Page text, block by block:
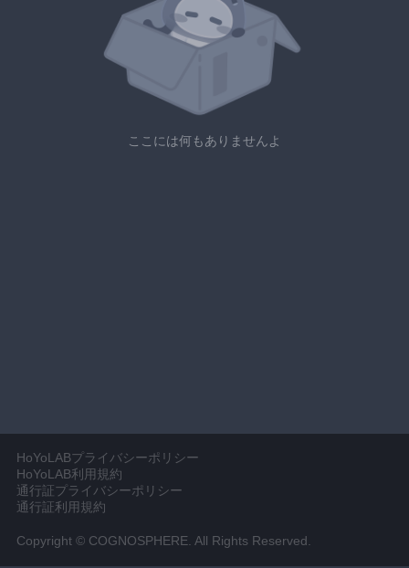
ここには何もありませんよ
HoYoLABプライバシーポリシー
HoYoLAB利用規約
通行証プライバシーポリシー
通行証利用規約
Copyright © COGNOSPHERE. All Rights Reserved.